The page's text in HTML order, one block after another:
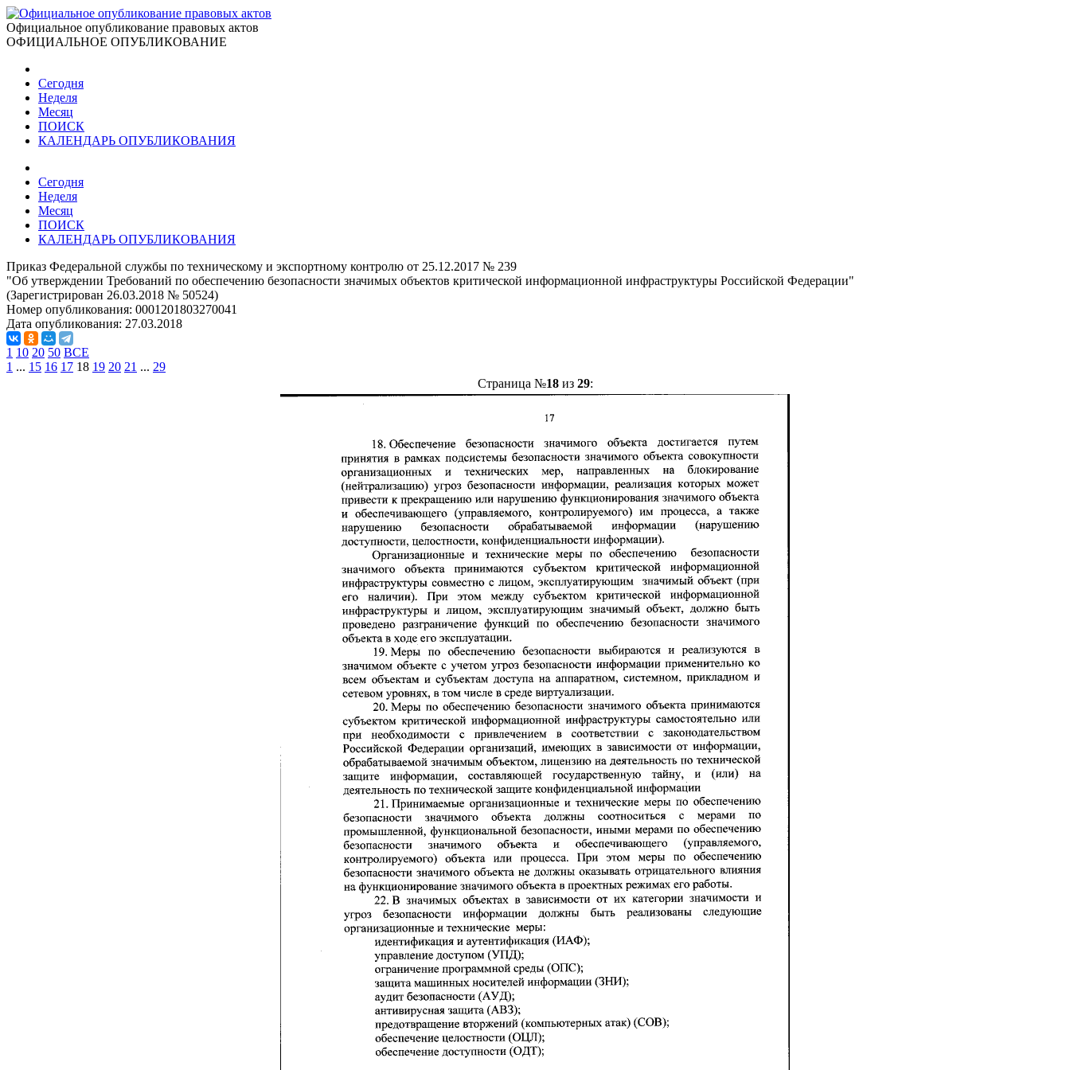
Официальное опубликование правовых актов
ОФИЦИАЛЬНОЕ ОПУБЛИКОВАНИЕ
Сегодня
Неделя
Месяц
ПОИСК
КАЛЕНДАРЬ ОПУБЛИКОВАНИЯ
Сегодня
Неделя
Месяц
ПОИСК
КАЛЕНДАРЬ ОПУБЛИКОВАНИЯ
Приказ Федеральной службы по техническому и экспортному контролю от 25.12.2017 № 239
"Об утверждении Требований по обеспечению безопасности значимых объектов критической информационной инфраструктуры Российской Федерации"
(Зарегистрирован 26.03.2018 № 50524)
Номер опубликования: 0001201803270041
Дата опубликования: 27.03.2018
1 10 20 50 ВСЕ
1 ... 15 16 17 18 19 20 21 ... 29
Страница №18из 29: